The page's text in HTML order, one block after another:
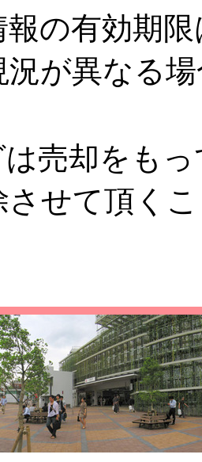
報の有効期
が異なる
売却をも
させて頂く